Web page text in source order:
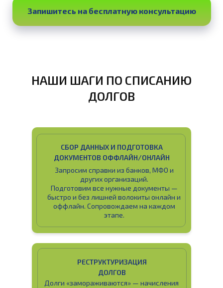
Запишитесь на бесплатную консультацию
СБОР ДАННЫХ И ПОДГОТОВКА
ДОКУМЕНТОВ ОФФЛАЙН/ОНЛАЙН
Запросим справки из банков, МФО и
других организаций.
Подготовим все нужные документы —
быстро и без лишней волокиты онлайн и
оффлайн. Сопровождаем на каждом
этапе.
НАШИ ШАГИ ПО СПИСАНИЮ
ДОЛГОВ
РЕСТРУКТУРИЗАЦИЯ
ДОЛГОВ
Долги «замораживаются» — начисления